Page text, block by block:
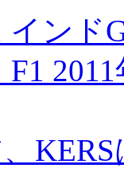
イン
F1